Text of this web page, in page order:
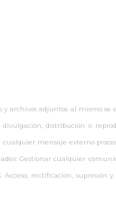
y archivos adjuntos al mismo
distribución o
mensaje externo
Gestionar cualquier
rectificación,